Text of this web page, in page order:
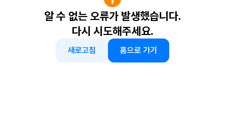
알 수 없는 오류가 발생했습니다.
다시 시도해주세요.
새로고침 홈으로 가기